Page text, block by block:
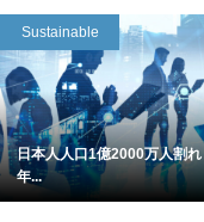
Sustainable
日本人人口1億2000万人割
年...